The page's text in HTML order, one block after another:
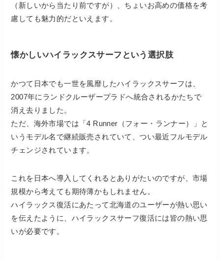
（新しいから当たり前ですが）、ちょいお高めの価格を考
慮しても魅力的だといえます。
懐かしいハイラックスサーフという選択肢
かつて日本でも一世を風靡したハイラックスサーフは、
2007年にランドクルーザープラドへ統合されるかたちで
消え去りました。
ただ、海外市場では「4 Runner（フォー・ランナー）」と
いうモデル名で継続販売されていて、つい最近フルモデル
チェンジされています。
これを日本へ導入してくれるとありがたいのですが、市場
規模から考えても期待薄かもしれません。
ハイラックス復活にあたって北海道のユーザーが熱い思い
を伝えたように、ハイラックスサーフ復活には皆の熱い思
いが必要です。